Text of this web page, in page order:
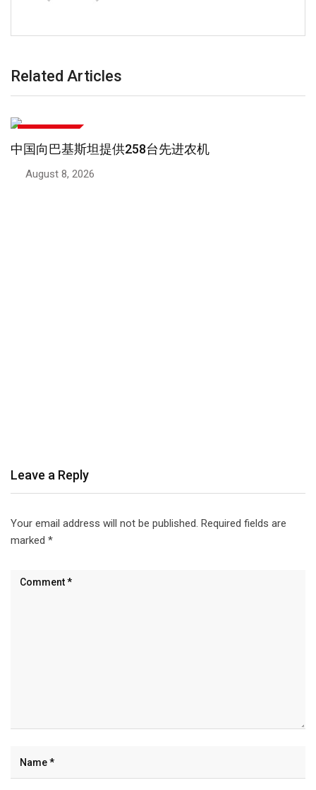
Related Articles
中巴经济走廊技能转移结出硕果，巴基斯坦工程师荣
获国际认可
Leave a Reply
Your email address will not be published. Required fields are
marked *